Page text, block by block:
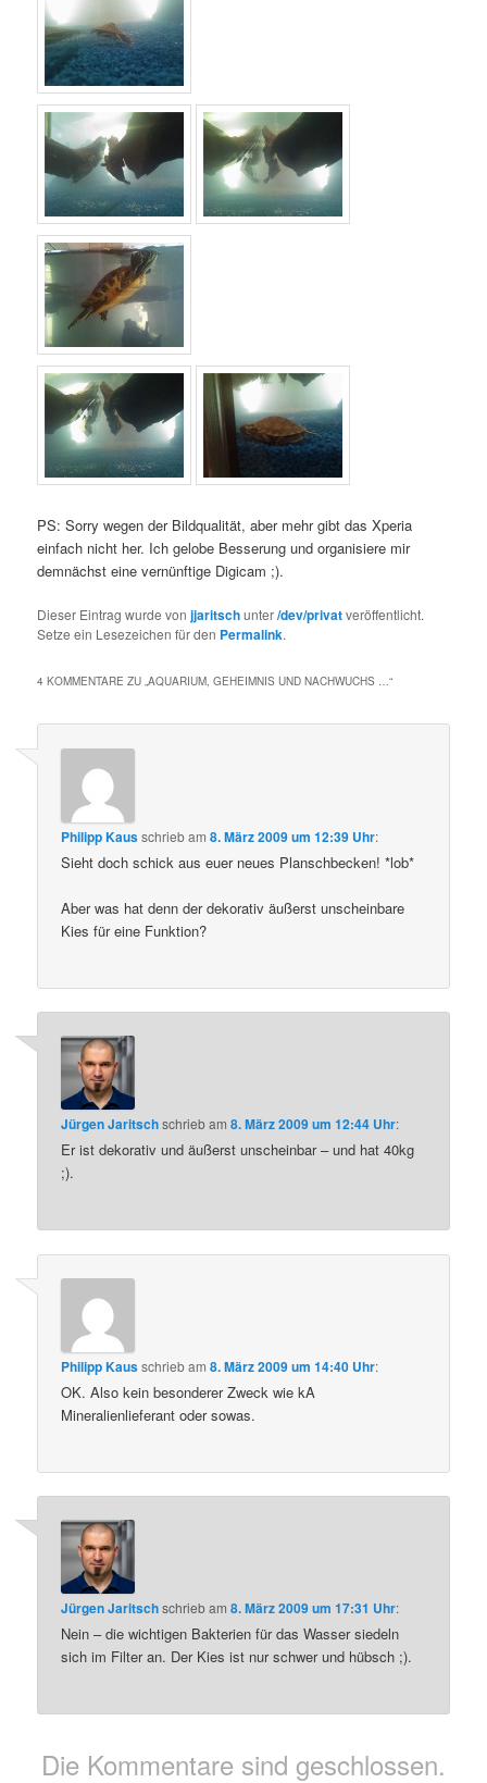
PS: Sorry wegen der Bildqualität, aber mehr gibt das Xperia
einfach nicht her. Ich gelobe Besserung und organisiere mir
demnächst eine vernünftige Digicam ;).
Dieser Eintrag wurde vonjjaritschunter/dev/privatveröffentlicht.
Setze ein Lesezeichen für den Permalink.
4 KOMMENTARE ZU „AQUARIUM, GEHEIMNIS UND NACHWUCHS …“
Philipp Kausschriebam8. März 2009 um 12:39 Uhr:
Sieht doch schick aus euer neues Planschbecken! *lob*
Aber was hat denn der dekorativ äußerst unscheinbare
Kies für eine Funktion?
Jürgen Jaritschschriebam8. März 2009 um 12:44 Uhr:
Er ist dekorativ und äußerst unscheinbar – und hat 40kg
;).
Philipp Kausschriebam8. März 2009 um 14:40 Uhr:
OK. Also kein besonderer Zweck wie kA
Mineralienlieferant oder sowas.
Jürgen Jaritschschriebam8. März 2009 um 17:31 Uhr:
Nein – die wichtigen Bakterien für das Wasser siedeln
sich im Filter an. Der Kies ist nur schwer und hübsch ;).
Die Kommentare sind geschlossen.